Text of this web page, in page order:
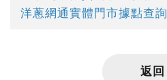
洋蔥網通實體門市據點查詢
返回